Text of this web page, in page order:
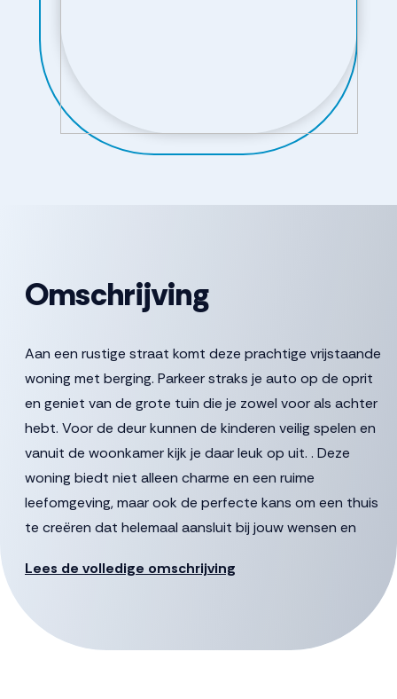
Omschrijving
Aan een rustige straat komt deze prachtige vrijstaande
woning met berging. Parkeer straks je auto op de oprit
en geniet van de grote tuin die je zowel voor als achter
hebt. Voor de deur kunnen de kinderen veilig spelen en
vanuit de woonkamer kijk je daar leuk op uit. . Deze
woning biedt niet alleen charme en een ruime
leefomgeving, maar ook de perfecte kans om een thuis
te creëren dat helemaal aansluit bij jouw wensen en
Deze vrijstaande woning is circa 158 m2 groot en heeft
alle ruimte voor een fantastische leefkeuken aan de
Lees de volledige omschrijving